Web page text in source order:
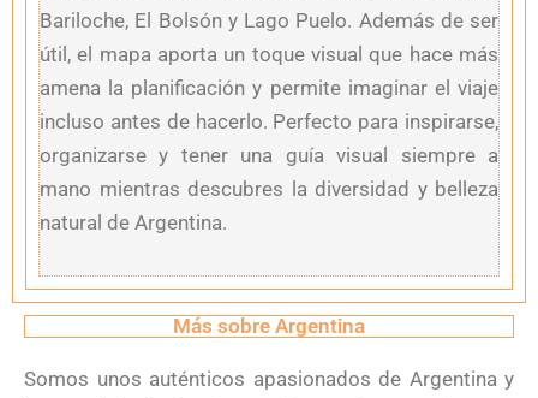
Bariloche, El Bolsón y Lago Puelo. Además de ser
útil, el mapa aporta un toque visual que hace más
amena la planificación y permite imaginar el viaje
incluso antes de hacerlo. Perfecto para inspirarse,
organizarse y tener una guía visual siempre a
mano mientras descubres la diversidad y belleza
natural de Argentina.
Más sobre Argentina
Somos unos auténticos apasionados de Argentina y